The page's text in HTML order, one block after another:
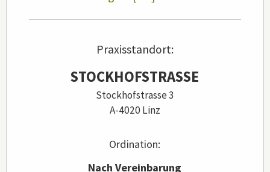
Praxisstandort:
STOCKHOFSTRASSE
Stockhofstrasse 3
A-4020 Linz
Ordination:
Nach Vereinbarung